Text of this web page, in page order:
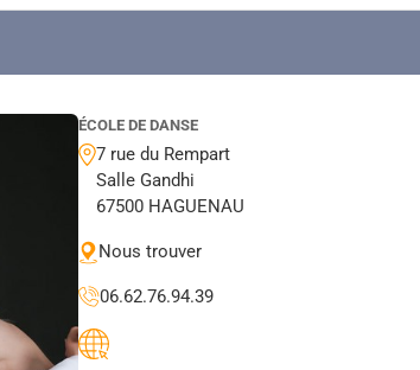
ÉCOLE DE DANSE
7 rue du Rempart
Salle Gandhi
67500 HAGUENAU
Nous trouver
06.62.76.94.39